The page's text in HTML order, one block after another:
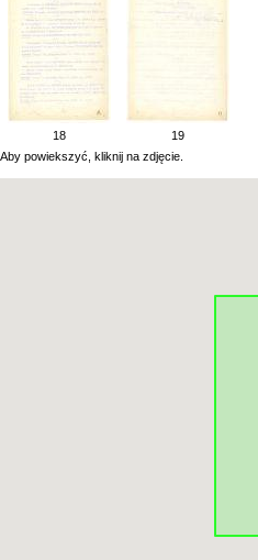
18
19
Aby powiekszyć, kliknij na zdjęcie.